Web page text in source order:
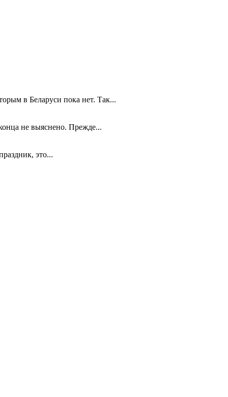
в Беларуси пока нет. Так...
не выяснено. Прежде...
это...